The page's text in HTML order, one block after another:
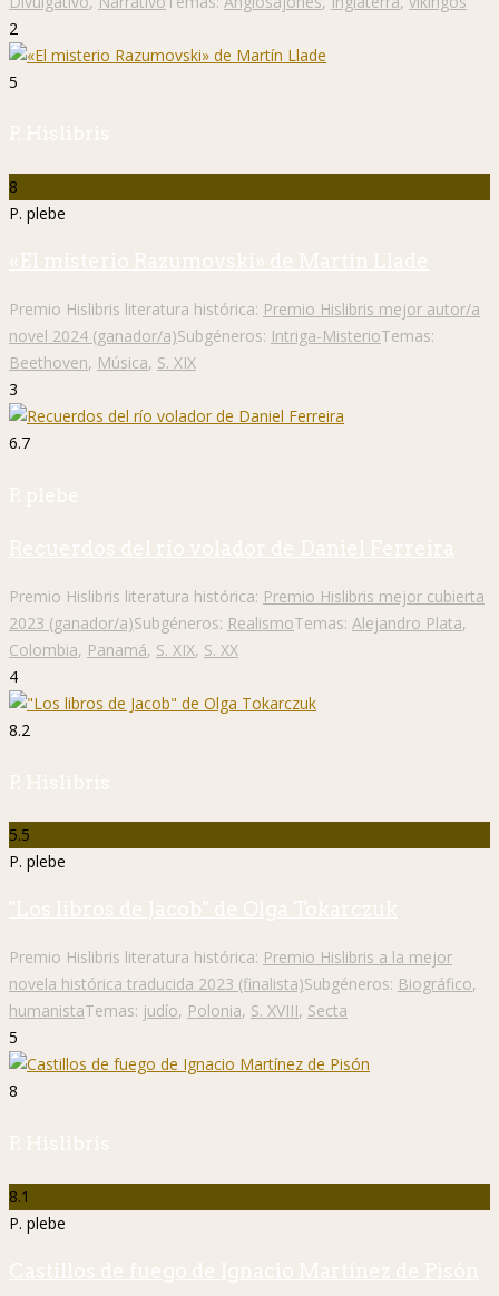
2
5
P. Hislibris
8
P. plebe
«El misterio Razumovski» de Martín Llade
Premio Hislibris literatura histórica: Premio Hislibris mejor autor/a
novel 2024 (ganador/a)Subgéneros: Intriga-MisterioTemas:
Beethoven, Música, S. XIX
3
6.7
P. plebe
Recuerdos del río volador de Daniel Ferreira
Premio Hislibris literatura histórica: Premio Hislibris mejor cubierta
2023 (ganador/a)Subgéneros: RealismoTemas: Alejandro Plata,
Colombia, Panamá, S. XIX, S. XX
4
8.2
P. Hislibris
5.5
P. plebe
"Los libros de Jacob" de Olga Tokarczuk
Premio Hislibris literatura histórica: Premio Hislibris a la mejor
novela histórica traducida 2023 (finalista)Subgéneros: Biográfico,
humanistaTemas: judío, Polonia, S. XVIII, Secta
5
8
P. Hislibris
8.1
P. plebe
Castillos de fuego de Ignacio Martínez de Pisón